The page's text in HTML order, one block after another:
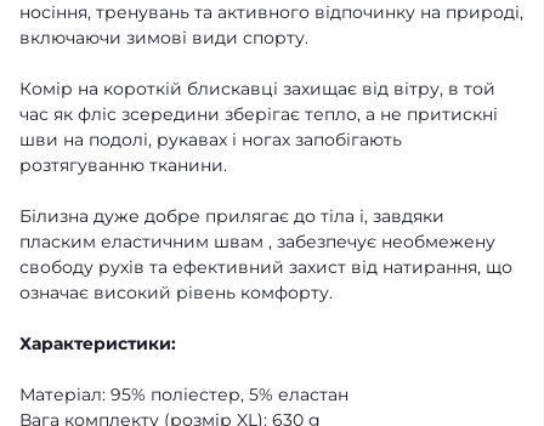
носіння, тренувань та активного відпочинку на природі,
включаючи зимові види спорту.
Комір на короткій блискавці захищає від вітру, в той
час як фліс зсередини зберігає тепло, а не притискні
шви на подолі, рукавах і ногах запобігають
розтягуванню тканини.
Білизна дуже добре прилягає до тіла і, завдяки
пласким еластичним швам , забезпечує необмежену
свободу рухів та ефективний захист від натирання, що
означає високий рівень комфорту.
Характеристики:
Матеріал: 95% поліестер, 5% еластан
Вага комплекту (розмір XL): 630 g